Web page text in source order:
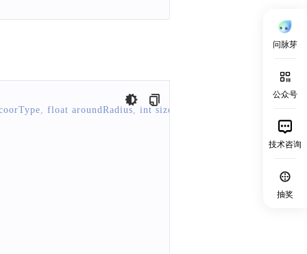
问脉芽
公众号
技术咨询
抽奖
float aroundRadius, int size